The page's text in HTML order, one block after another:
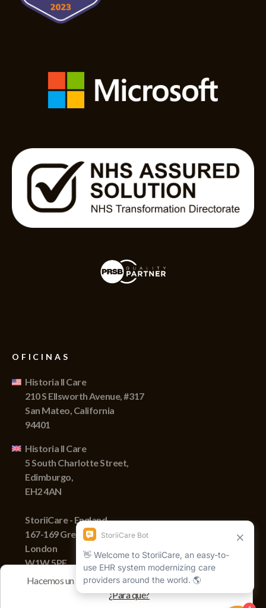
OFICINAS
Historia II Care
210 S Ellsworth Avenue, #317
San Mateo, California
94401
Historia II Care
5 South Charlotte Street,
Edimburgo,
EH2 4AN
StoriiCare - England
167-169 Great Portland Street,
London
W1W 5PF
Hacemos un seguimiento de las sesiones con cookies
¿Para qué?